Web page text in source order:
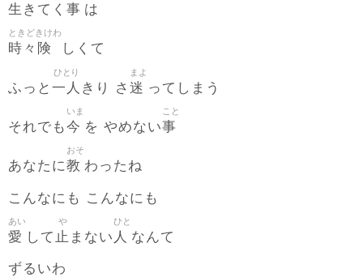
生 きてく 事 は
時々険
ときどきけわ
しくて
ふっと 一人
ひとり
きり さ 迷
まよ
ってしまう
それでも今
いま
を やめない事
こと
あなたに教
おそ
わったね
こんなにも こんなにも
愛
あい
して 止
や
まない 人
ひと
なんて
ずるいわ